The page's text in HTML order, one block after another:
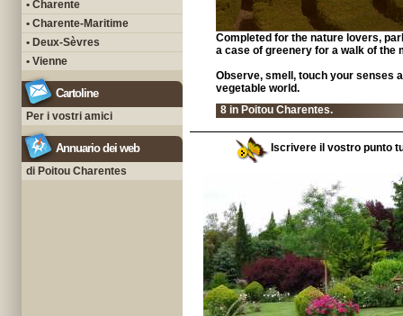
• Charente
• Charente-Maritime
• Deux-Sèvres
• Vienne
Cartoline
Per i vostri amici
Annuario dei web
di Poitou Charentes
Completed for the nature lovers,
a case of greenery for a walk of the
Observe, smell, touch your senses
vegetable world.
8 in Poitou Charentes.
Iscrivere il vostro punto